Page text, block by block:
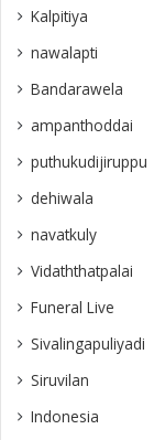
Kalpitiya
nawalapti
Bandarawela
ampanthoddai
puthukudijiruppu
dehiwala
navatkuly
Vidaththatpalai
Funeral Live
Sivalingapuliyadi
Siruvilan
Indonesia